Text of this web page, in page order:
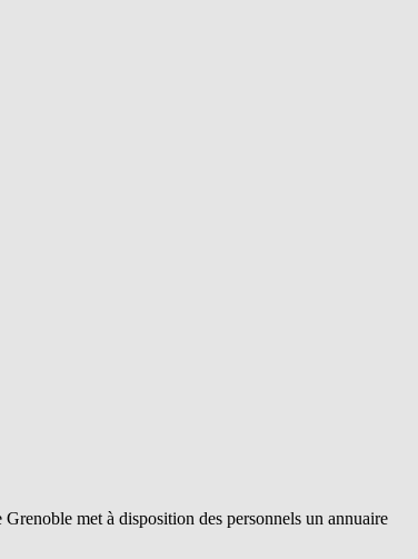
met à disposition des personnels un annuaire